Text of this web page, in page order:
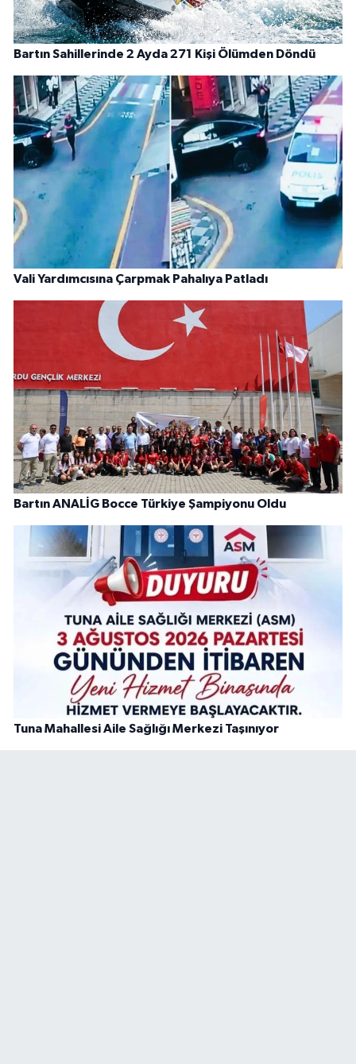
Bartın Sahillerinde 2 Ayda 271 Kişi Ölümden Döndü
Vali Yardımcısına Çarpmak Pahalıya Patladı
Bartın ANALİG Bocce Türkiye Şampiyonu Oldu
Tuna Mahallesi Aile Sağlığı Merkezi Taşınıyor